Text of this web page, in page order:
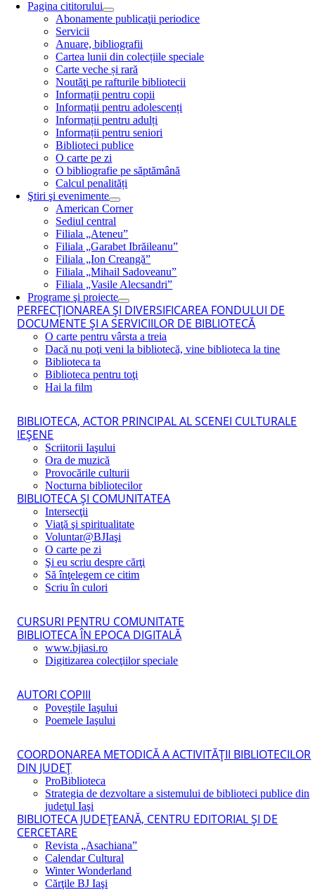
Pagina cititorului
Abonamente publicaţii periodice
Servicii
Anuare, bibliografii
Cartea lunii din colecțiile speciale
Carte veche și rară
Noutăţi pe rafturile bibliotecii
Informații pentru copii
Informații pentru adolescenți
Informații pentru adulți
Informații pentru seniori
Biblioteci publice
O carte pe zi
O bibliografie pe săptămână
Calcul penalități
Ştiri şi evenimente
American Corner
Sediul central
Filiala „Ateneu”
Filiala „Garabet Ibrăileanu”
Filiala „Ion Creangă”
Filiala „Mihail Sadoveanu”
Filiala „Vasile Alecsandri”
Programe şi proiecte
PERFECŢIONAREA ŞI DIVERSIFICAREA FONDULUI DE
DOCUMENTE ŞI A SERVICIILOR DE BIBLIOTECĂ
O carte pentru vârsta a treia
Dacă nu poţi veni la bibliotecă, vine biblioteca la tine
Biblioteca ta
Biblioteca pentru toţi
Hai la film
BIBLIOTECA, ACTOR PRINCIPAL AL SCENEI CULTURALE
IEŞENE
Scriitorii Iaşului
Ora de muzică
Provocările culturii
Nocturna bibliotecilor
BIBLIOTECA ŞI COMUNITATEA
Intersecţii
Viaţă şi spiritualitate
Voluntar@BJIaşi
O carte pe zi
Şi eu scriu despre cărţi
Să înţelegem ce citim
Scriu în culori
CURSURI PENTRU COMUNITATE
BIBLIOTECA ÎN EPOCA DIGITALĂ
www.bjiasi.ro
Digitizarea colecţiilor speciale
AUTORI COPIII
Poveştile Iaşului
Poemele Iaşului
COORDONAREA METODICĂ A ACTIVITĂŢII BIBLIOTECILOR
DIN JUDEŢ
ProBiblioteca
Strategia de dezvoltare a sistemului de biblioteci publice din
judeţul Iaşi
BIBLIOTECA JUDEŢEANĂ, CENTRU EDITORIAL ŞI DE
CERCETARE
Revista „Asachiana”
Calendar Cultural
Winter Wonderland
Cărţile BJ Iaşi